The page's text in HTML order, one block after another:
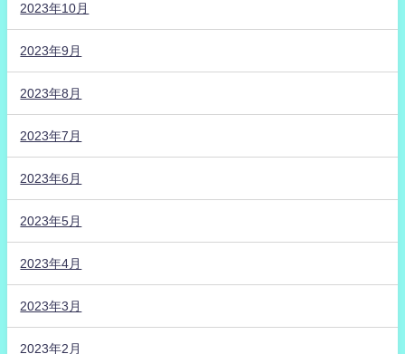
2023年10月
2023年9月
2023年8月
2023年7月
2023年6月
2023年5月
2023年4月
2023年3月
2023年2月